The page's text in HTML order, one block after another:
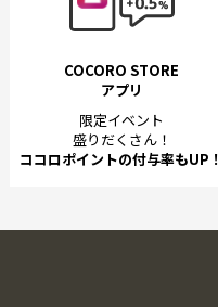
COCORO STORE
アプリ
限定イベント
盛りだくさん！
ココロポイントの付与率もUP！